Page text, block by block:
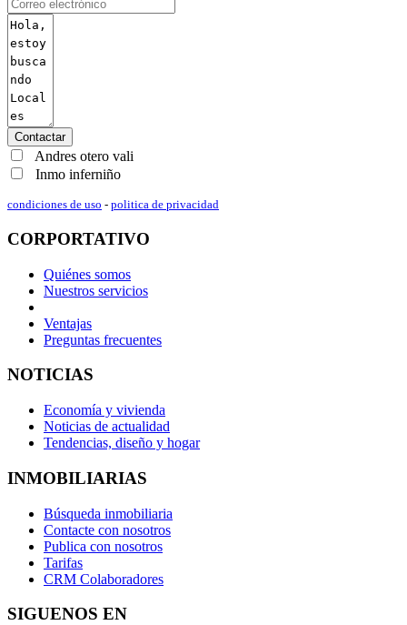
Contactar
Andres otero vali
Inmo inferniño
condiciones de uso - politica de privacidad
CORPORTATIVO
Quiénes somos
Nuestros servicios
Ventajas
Preguntas frecuentes
NOTICIAS
Economía y vivienda
Noticias de actualidad
Tendencias, diseño y hogar
INMOBILIARIAS
Búsqueda inmobiliaria
Contacte con nosotros
Publica con nosotros
Tarifas
CRM Colaboradores
SIGUENOS EN